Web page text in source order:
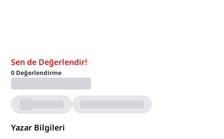
Sen de Değerlendir!
0 Değerlendirme
Yazar Bilgileri